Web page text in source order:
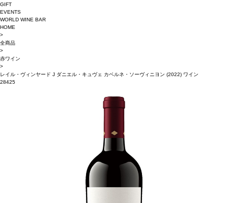
GIFT
EVENTS
WORLD WINE BAR
HOME
>
全商品
>
赤ワイン
>
レイル・ヴィンヤード J ダニエル・キュヴェ カベルネ・ソーヴィニヨン (2022) ワイン
28425